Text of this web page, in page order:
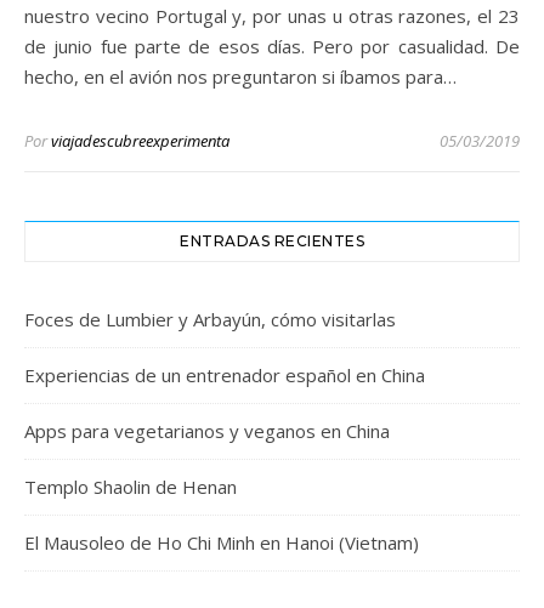
nuestro vecino Portugal y, por unas u otras razones, el 23
de junio fue parte de esos días. Pero por casualidad. De
hecho, en el avión nos preguntaron si íbamos para…
Porviajadescubreexperimenta 05/03/2019
ENTRADAS RECIENTES
Foces de Lumbier y Arbayún, cómo visitarlas
Experiencias de un entrenador español en China
Apps para vegetarianos y veganos en China
Templo Shaolin de Henan
El Mausoleo de Ho Chi Minh en Hanoi (Vietnam)